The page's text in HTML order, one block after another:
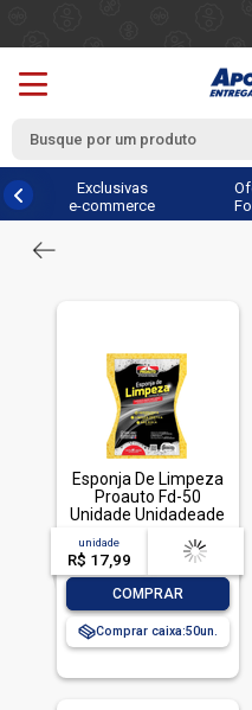
Exclusivas
e-commerce
Esponja De Limpeza
Proauto Fd-50
Unidade Unidadeade
unidade
R$ 17,99
acima de
-- --,--un.
COMPRAR
Comprar caixa:50